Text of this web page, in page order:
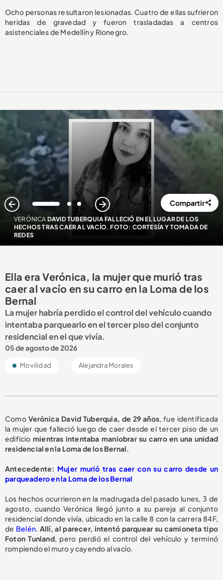
Ocho personas resultaron lesionadas. Cuatro de ellas sufrieron
heridas de gravedad y fueron trasladadas a centros
asistenciales de Medellín y Rionegro.
VERÓNICA DAVID TUBERQUIA FALLECIÓ EN EL LUGAR DE LOS
HECHOS TRAS CAER AL VACÍO. FOTO: CORTESÍA Y TOMADA DE
REDES
1 2 3 Compartir
Ella era Verónica, la mujer que murió tras
caer al vacío en su carro en la Loma de los
Bernal
La mujer habría perdido el control del vehículo cuando
intentaba parquearlo en el tercer piso del conjunto
residencial en el que vivía.
05 de agosto de 2026
Movilidad Alejandra Morales
Como Verónica David Tuberquia, de 29 años, fue identificada
la mujer que falleció luego de caer desde el tercer piso de un
edificio mientras intentaba maniobrar su carro en una unidad
residencial en la Loma de los Bernal.
Antecedente: Mujer murió tras caer con su carro desde un
parqueadero en la Loma de los Bernal
Los hechos ocurrieron en la madrugada del pasado lunes, 3 de
agosto, cuando Verónica llegó junto a su pareja al conjunto
residencial donde vivía, ubicado en la calle 8 con la carrera 84F,
de Belén. Allí, al parecer, intentó parquear su camioneta tipo
Foton Tunland, pero perdió el control del vehículo y terminó
rompiendo el muro y cayendo al vacío.